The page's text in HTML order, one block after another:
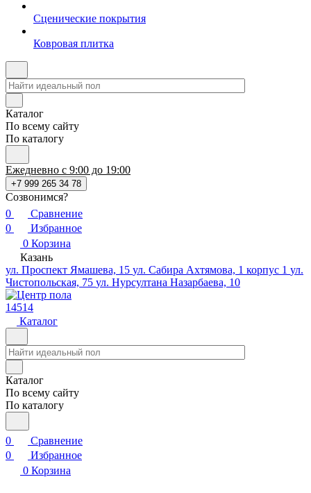
Сценические покрытия
Ковровая плитка
Каталог
По всему сайту
По каталогу
Ежедневно с 9:00 до 19:00
+7 999 265 34 78
Созвонимся?
0
Сравнение
0
Избранное
0 Корзина
Казань
ул. Проспект Ямашева, 15 ул. Сабира Ахтямова, 1 корпус 1 ул.
Чистопольская, 75 ул. Нурсултана Назарбаева, 10
14514
Каталог
Каталог
По всему сайту
По каталогу
0
Сравнение
0
Избранное
0 Корзина